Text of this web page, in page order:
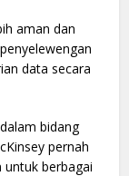
aman dan
data secara
bidang
pernah
berbagai